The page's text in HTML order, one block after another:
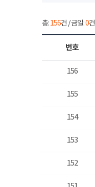
총:156건 / 금일:0건
번호
156
155
154
153
152